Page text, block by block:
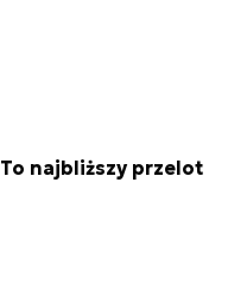
najbliższy przelot